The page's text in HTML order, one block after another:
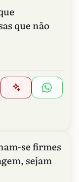
que não
se firmes
sejam